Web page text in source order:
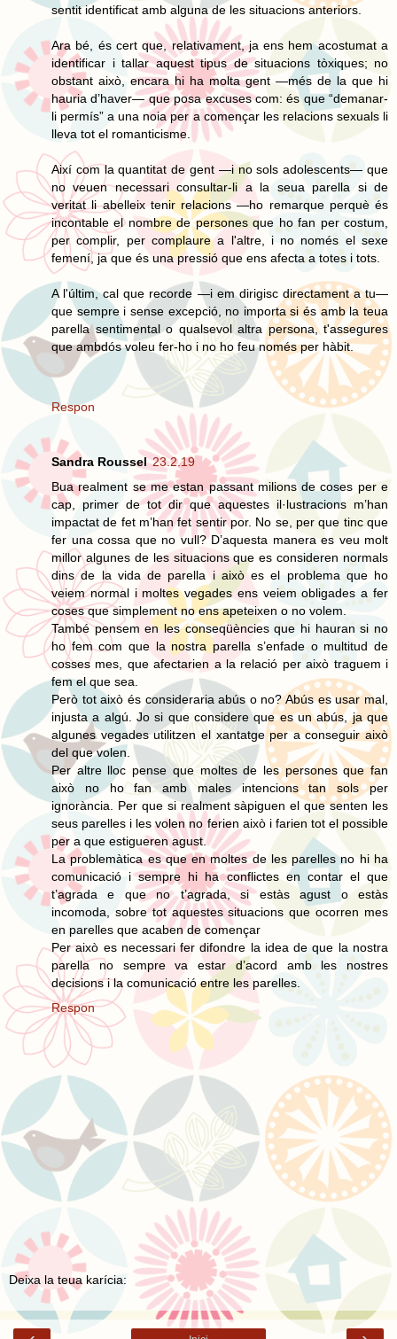
sentit identificat amb alguna de les situacions anteriors.
Ara bé, és cert que, relativament, ja ens hem acostumat a
identificar i tallar aquest tipus de situacions tòxiques; no
obstant això, encara hi ha molta gent —més de la que hi
hauria d’haver— que posa excuses com: és que “demanar-
li permís” a una noia per a començar les relacions sexuals li
lleva tot el romanticisme.
Així com la quantitat de gent —i no sols adolescents— que
no veuen necessari consultar-li a la seua parella si de
veritat li abelleix tenir relacions —ho remarque perquè és
incontable el nombre de persones que ho fan per costum,
per complir, per complaure a l'altre, i no només el sexe
femení, ja que és una pressió que ens afecta a totes i tots.
A l'últim, cal que recorde —i em dirigisc directament a tu—
que sempre i sense excepció, no importa si és amb la teua
parella sentimental o qualsevol altra persona, t'assegures
que ambdós voleu fer-ho i no ho feu només per hàbit.
Respon
Sandra Roussel 23.2.19
Bua realment se me estan passant milions de coses per e
cap, primer de tot dir que aquestes il·lustracions m’han
impactat de fet m’han fet sentir por. No se, per que tinc que
fer una cossa que no vull? D’aquesta manera es veu molt
millor algunes de les situacions que es consideren normals
dins de la vida de parella i això es el problema que ho
veiem normal i moltes vegades ens veiem obligades a fer
coses que simplement no ens apeteixen o no volem.
També pensem en les conseqüències que hi hauran si no
ho fem com que la nostra parella s’enfade o multitud de
cosses mes, que afectarien a la relació per això traguem i
fem el que sea.
Però tot això és consideraria abús o no? Abús es usar mal,
injusta a algú. Jo si que considere que es un abús, ja que
algunes vegades utilitzen el xantatge per a conseguir això
del que volen.
Per altre lloc pense que moltes de les persones que fan
això no ho fan amb males intencions tan sols per
ignorància. Per que si realment sàpiguen el que senten les
seus parelles i les volen no ferien això i farien tot el possible
per a que estigueren agust.
La problemàtica es que en moltes de les parelles no hi ha
comunicació i sempre hi ha conflictes en contar el que
t’agrada e que no t’agrada, si estàs agust o estàs
incomoda, sobre tot aquestes situacions que ocorren mes
en parelles que acaben de començar
Per això es necessari fer difondre la idea de que la nostra
parella no sempre va estar d’acord amb les nostres
decisions i la comunicació entre les parelles.
Respon
Deixa la teua karícia: